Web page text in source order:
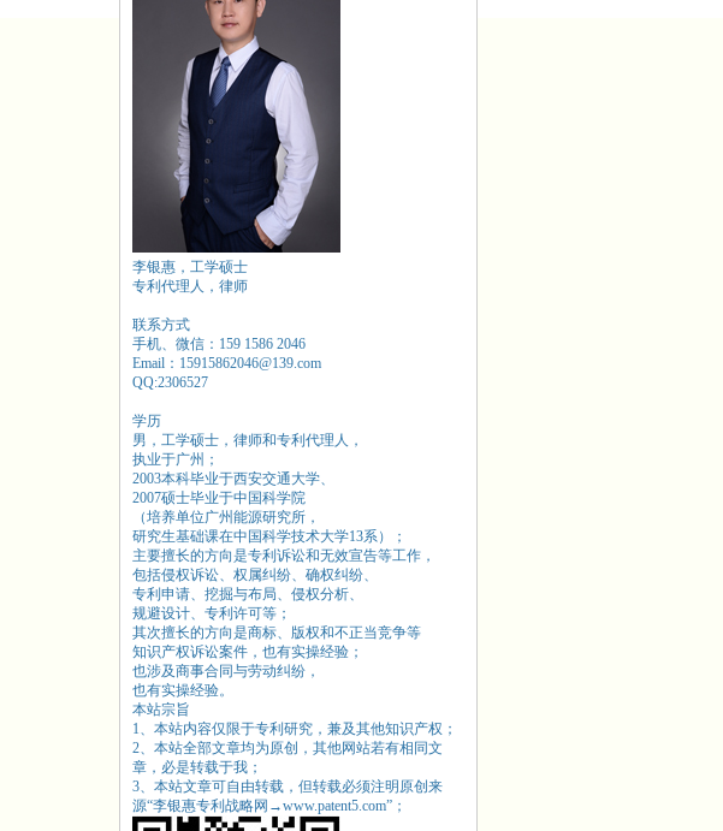
李银惠，工学硕士
专利代理人，律师
联系方式
手机、微信：159 1586 2046
Email：15915862046@139.com
QQ:2306527
学历
男，工学硕士，律师和专利代理人，
执业于广州；
2003本科毕业于西安交通大学、
2007硕士毕业于中国科学院
（培养单位广州能源研究所，
研究生基础课在中国科学技术大学13系）；
主要擅长的方向是专利诉讼和无效宣告等工作，
包括侵权诉讼、权属纠纷、确权纠纷、
专利申请、挖掘与布局、侵权分析、
规避设计、专利许可等；
其次擅长的方向是商标、版权和不正当竞争等
知识产权诉讼案件，也有实操经验；
也涉及商事合同与劳动纠纷，
也有实操经验。
本站宗旨
1、本站内容仅限于专利研究，兼及其他知识产权；
2、本站全部文章均为原创，其他网站若有相同文
章，必是转载于我；
3、本站文章可自由转载，但转载必须注明原创来
源“李银惠专利战略网→www.patent5.com”；